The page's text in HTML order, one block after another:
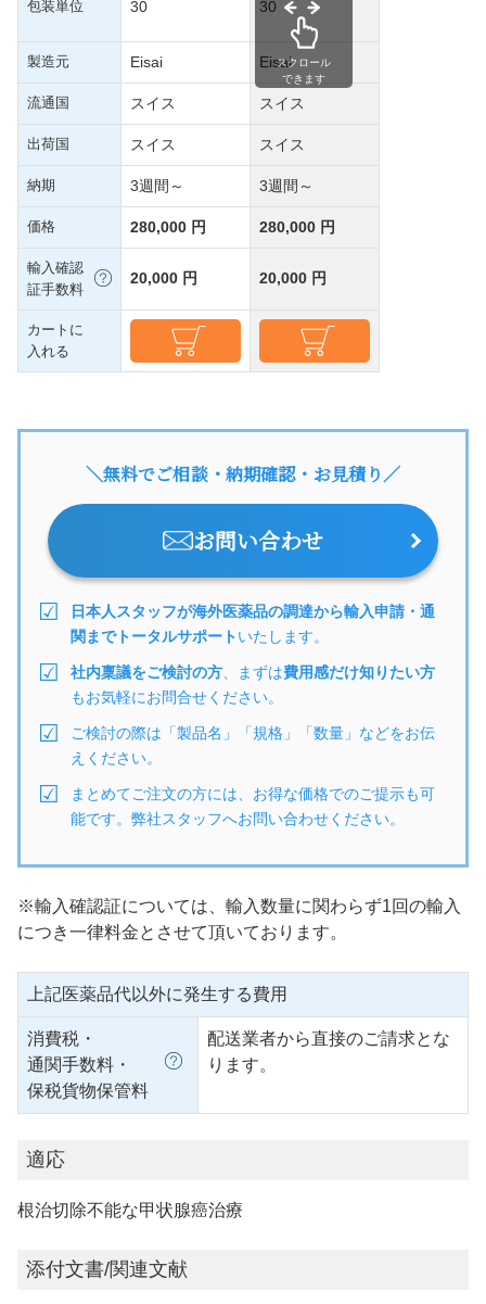
包装単位 30 30
製造元 Eisai Eisai
流通国 スイス スイス
出荷国 スイス スイス
納期 3週間～ 3週間～
価格 280,000 円 280,000 円
輸入確認
証手数料
20,000 円 20,000 円
カートに
入れる
スクロール
できます
＼無料でご相談・納期確認・お見積り／
お問い合わせ
日本人スタッフが海外医薬品の調達から輸入申請・通
関までトータルサポートいたします。
社内稟議をご検討の方 、まずは費用感だけ知りたい方
もお気軽にお問合せください。
ご検討の際は「製品名」「規格」「数量」などをお伝
えください。
まとめてご注文の方には、お得な価格でのご提示も可
能です。弊社スタッフへお問い合わせください。
※輸入確認証については、輸入数量に関わらず1回の輸入
につき一律料金とさせて頂いております。
上記医薬品代以外に発生する費用
消費税・
通関手数料・
保税貨物保管料
配送業者から直接のご請求とな
ります。
適応
根治切除不能な甲状腺癌治療
添付文書/関連文献